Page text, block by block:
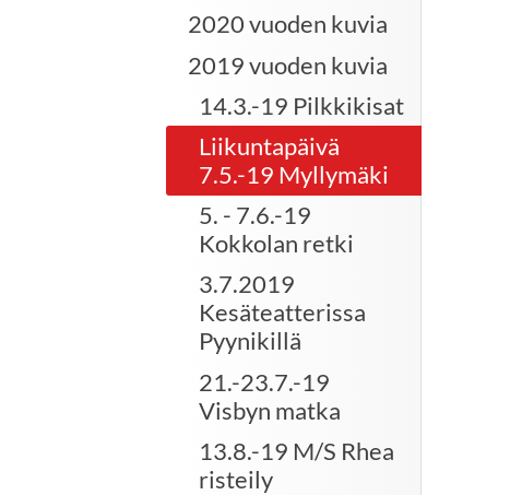
2020 vuoden kuvia
2019 vuoden kuvia
14.3.-19 Pilkkikisat
Liikuntapäivä
7.5.-19 Myllymäki
5. - 7.6.-19
Kokkolan retki
3.7.2019
Kesäteatterissa
Pyynikillä
21.-23.7.-19
Visbyn matka
13.8.-19 M/S Rhea
risteily